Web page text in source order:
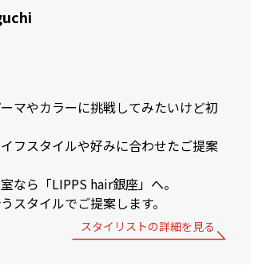
マやカラーに挑戦してみたいけど初
フスタイルや好みに合わせたご提案
なら「LIPPS hair銀座」へ。
スタイルでご提案します。
スタイリストの詳細を見る